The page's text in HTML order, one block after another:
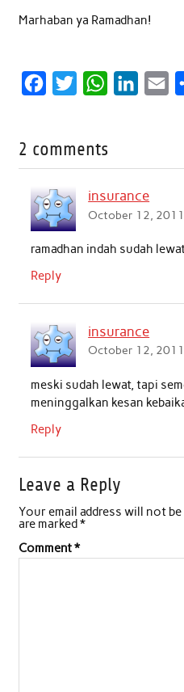
Marhaban ya Ramadhan!
e
o
o
k
t
W
t
A
p
d
n
2 comments
insurance
October 12,
ramadhan indah sudah
Reply
insurance
October 12,
meski sudah lewat, tapi
meninggalkan kesan
Reply
Leave a Reply
Your email address will not
are marked*
Comment*